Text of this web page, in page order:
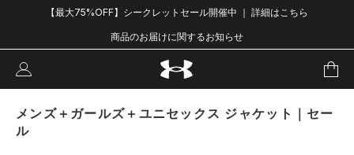
【最大75%OFF】シークレットセール開催中 ｜ 詳細はこちら
商品のお届けに関するお知らせ
メンズ＋ガールズ＋ユニセックス ジャケット｜セー
ル